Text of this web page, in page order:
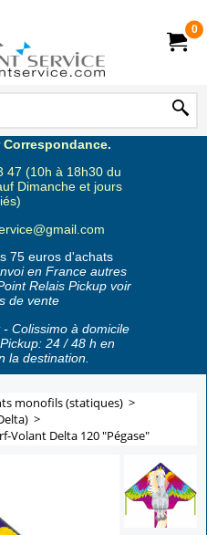
0
Correspondance.
47 (10h à 18h30 du
Dimanche et jours
75 euros d'achats
en France autres
Relais Pickup voir
de vente
Colissimo à domicile
24 / 48 h en
la destination.
monofils (statiques) >
>
Volant Delta 120 "Pégase"